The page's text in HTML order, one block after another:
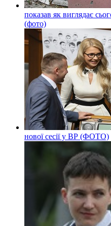
показав як виглядає
(фото)
нової сесії у ВР (ФОТО)